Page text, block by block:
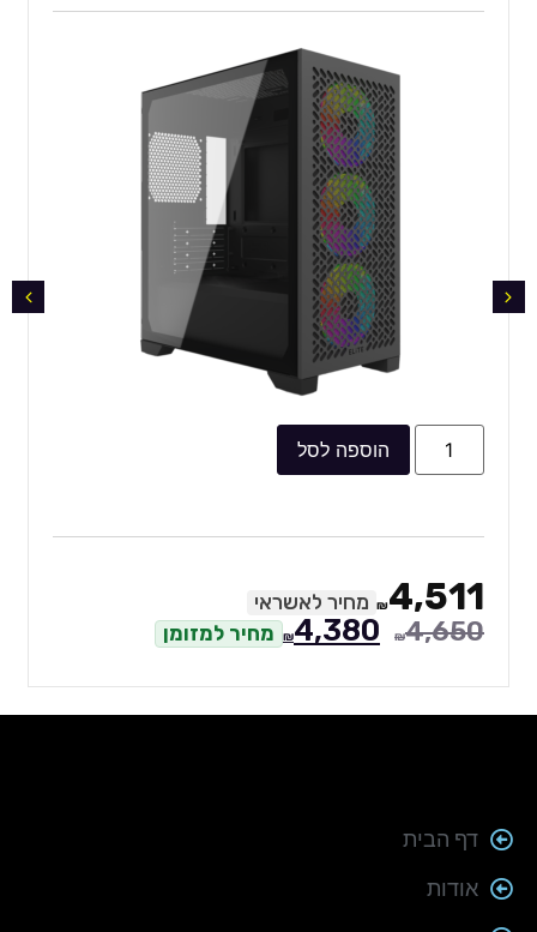
הוספה לסל
₪4,511 מחיר לאשראי
₪4,650
₪4,380 מחיר למזומן
דף הבית
אודות